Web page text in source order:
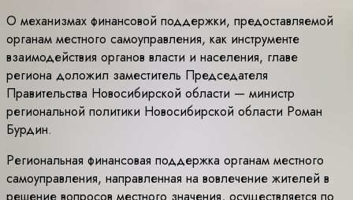
О механизмах финансовой поддержки, предоставляемой
органам местного самоуправления, как инструменте
взаимодействия органов власти и населения, главе
региона доложил заместитель Председателя
Правительства Новосибирской области — министр
региональной политики Новосибирской области Роман
Бурдин.
Региональная финансовая поддержка органам местного
самоуправления, направленная на вовлечение жителей в
решение вопросов местного значения, осуществляется по